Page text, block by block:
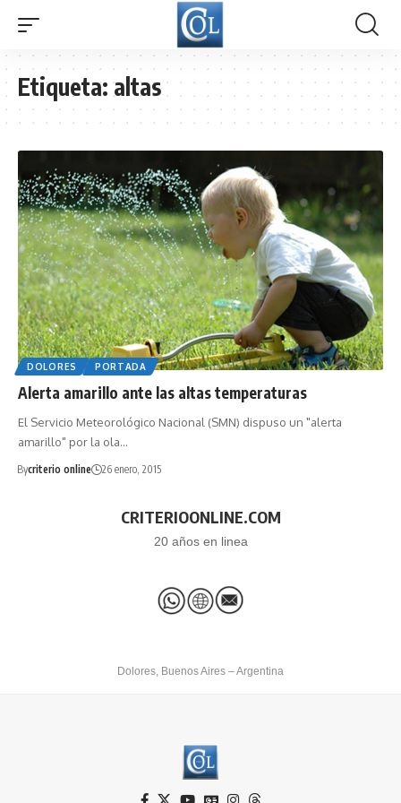
Etiqueta:altas
DOLORES PORTADA
Alerta amarillo ante las altas temperaturas
El Servicio Meteorológico Nacional (SMN) dispuso un "alerta
amarillo" por la ola…
Bycriterio online 26 enero, 2015
CRITERIOONLINE.COM
20 años en linea
Dolores, Buenos Aires – Argentina